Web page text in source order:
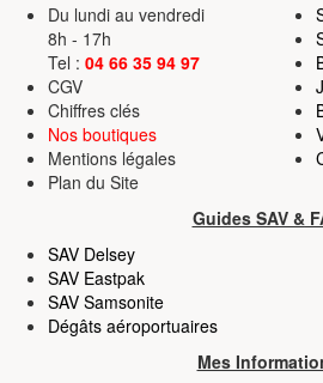
Du lundi au vendredi
8h - 17h
Tel : 04 66 35 94 97
CGV
Chiffres clés
Nos boutiques
Mentions légales
Plan du Site
Guides SAV &
SAV Delsey
SAV Eastpak
SAV Samsonite
Dégâts aéroportuaires
Mes